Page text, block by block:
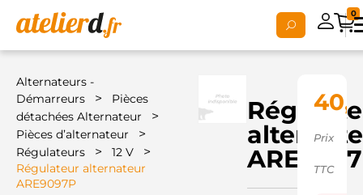
0
Alternateurs -
Démarreurs
>
Pièces
détachées Alternateur
>
Pièces d’alternateur >
Régulateurs > 12 V >
Régulateur alternateur
ARE9097P
Prix
TTC